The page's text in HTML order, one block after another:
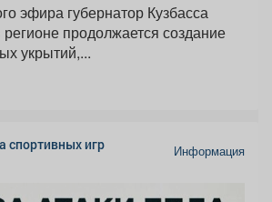
эфира губернатор Кузбасса
регионе продолжается создание
укрытий,...
спортивных игр Информация